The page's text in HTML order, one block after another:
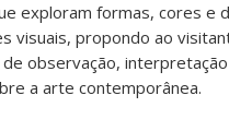
exploram formas, cores e
visuais, propondo ao
observação,
a arte contemporânea.